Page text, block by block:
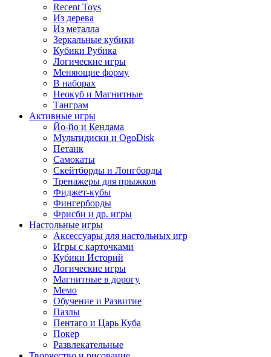
Recent Toys
Из дерева
Из металла
Зеркальные кубики
Кубики Рубика
Логические игры
Меняющие форму
В наборах
Неокуб и Магнитные
Танграм
Активные игры
Йо-йо и Кендама
Мультидиски и OgoDisk
Петанк
Самокаты
Скейтборды и Лонгборды
Тренажеры для прыжков
Фиджет-кубы
Фингерборды
Фрисби и др. игры
Настольные игры
Аксессуары для настольных игр
Игры с карточками
Кубики Историй
Логические игры
Магнитные в дорогу
Мемо
Обучение и Развитие
Пазлы
Пентаго и Царь Куба
Покер
Развлекательные